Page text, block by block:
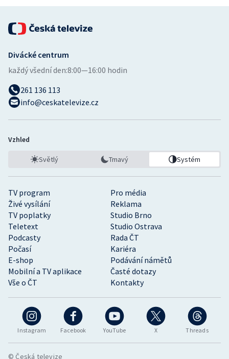
Volejbal
Ostatní
Instagram Facebook YouTube X Threads
TV program
Pro média
Živé vysílání
Reklama
TV poplatky
Studio Brno
Teletext
Studio Ostrava
Podcasty
Rada ČT
Počasí
Kariéra
E-shop
Podávání námětů
Mobilní a TV aplikace
Časté dotazy
Vše o ČT
Kontakty
Divácké centrum
každý všední den:8:00—16:00 hodin
261 136 113
info@ceskatelevize.cz
Vzhled
Světlý Tmavý Systém
© Česká televize